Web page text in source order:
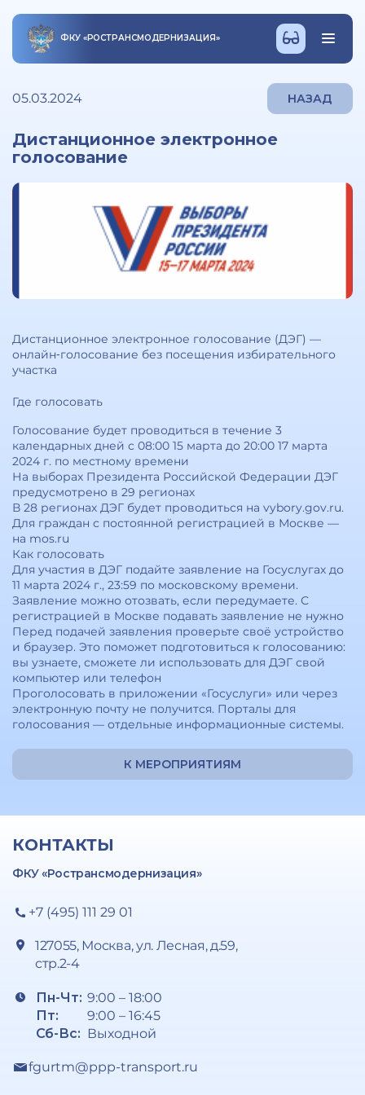
ФКУ «РОСТРАНСМОДЕРНИЗАЦИЯ»
05.03.2024 НАЗАД
Дистанционное электронное
голосование
Дистанционное электронное голосование (ДЭГ) —
онлайн‑голосование без посещения избирательного
участка
Где голосовать
Голосование будет проводиться в течение 3
календарных дней с 08:00 15 марта до 20:00 17 марта
2024 г. по местному времени
На выборах Президента Российской Федерации ДЭГ
предусмотрено в 29 регионах
В 28 регионах ДЭГ будет проводиться на vybory.gov.ru.
Для граждан с постоянной регистрацией в Москве —
на mos.ru
Как голосовать
Для участия в ДЭГ подайте заявление на Госуслугах до
11 марта 2024 г., 23:59 по московскому времени.
Заявление можно отозвать, если передумаете. С
регистрацией в Москве подавать заявление не нужно
Перед подачей заявления проверьте своё устройство
и браузер. Это поможет подготовиться к голосованию:
вы узнаете, сможете ли использовать для ДЭГ свой
компьютер или телефон
Проголосовать в приложении «Госуслуги» или через
электронную почту не получится. Порталы для
голосования — отдельные информационные системы.
К МЕРОПРИЯТИЯМ
КОНТАКТЫ
ФКУ «Ространсмодернизация»
+7 (495) 111 29 01
127055, Москва, ул. Лесная, д.59,
стр.2-4
Пн-Чт:
Пт:
Сб-Вс:
9:00 – 18:00
9:00 – 16:45
Выходной
fgurtm@ppp-transport.ru